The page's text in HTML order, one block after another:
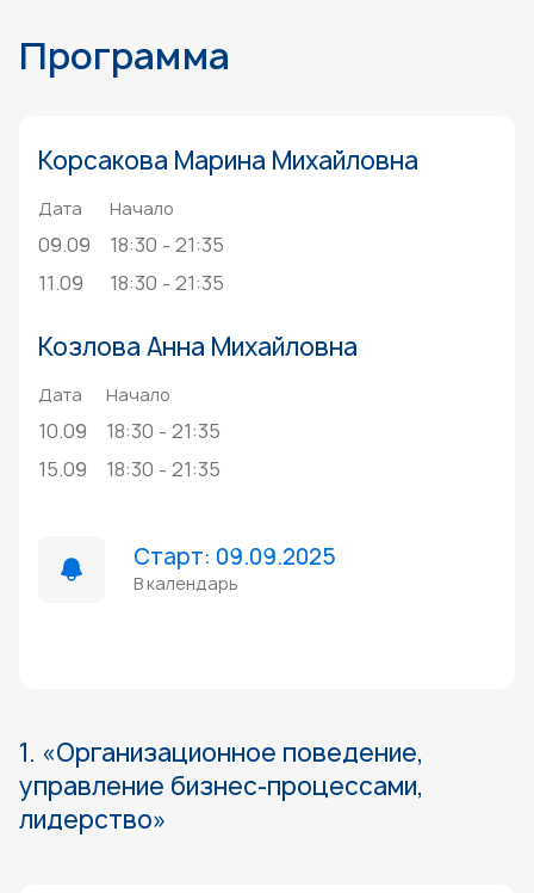
Программа
Корсакова Марина Михайловна
Дата Начало
09.09
18:30 - 21:35
11.09
18:30 - 21:35
Козлова Анна Михайловна
Дата Начало
10.09
18:30 - 21:35
15.09
18:30 - 21:35
Старт: 09.09.2025
В календарь
1. «Организационное поведение,
управление бизнес-процессами,
лидерство»